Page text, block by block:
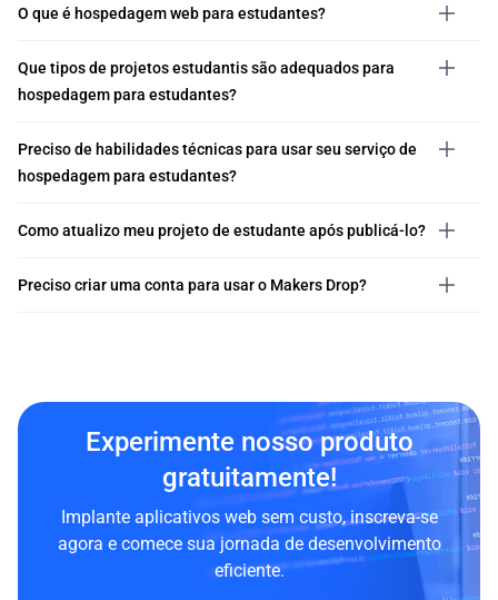
O que é hospedagem web para estudantes?
Que tipos de projetos estudantis são adequados para
hospedagem para estudantes?
Preciso de habilidades técnicas para usar seu serviço de
hospedagem para estudantes?
Como atualizo meu projeto de estudante após publicá-lo?
Preciso criar uma conta para usar o Makers Drop?
Experimente nosso produto
gratuitamente!
Implante aplicativos web sem custo, inscreva-se
agora e comece sua jornada de desenvolvimento
eficiente.